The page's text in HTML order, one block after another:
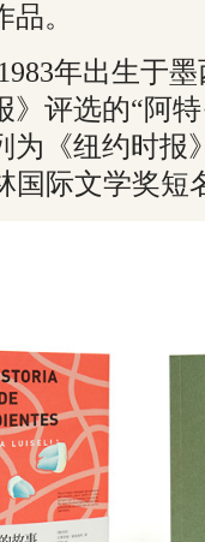
品。
年出生于
》评选的“阿
为《纽约时
国际文学奖短